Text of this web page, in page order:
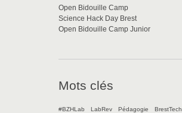
Open Bidouille Camp
Science Hack Day Brest
Open Bidouille Camp Junior
Mots clés
#BZHLab LabRev Pédagogie
BrestTech